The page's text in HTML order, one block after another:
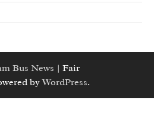
Bus News | Fair
byWordPress.